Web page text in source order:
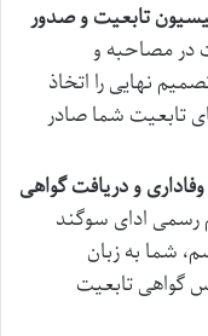
تابعیت و صدور
در مصاحبه و
نهایی را اتخاذ
تابعیت شما صادر
وفاداری و دریافت گواهی
رسمی ادای سوگند
شما به زبان
گواهی تابعیت